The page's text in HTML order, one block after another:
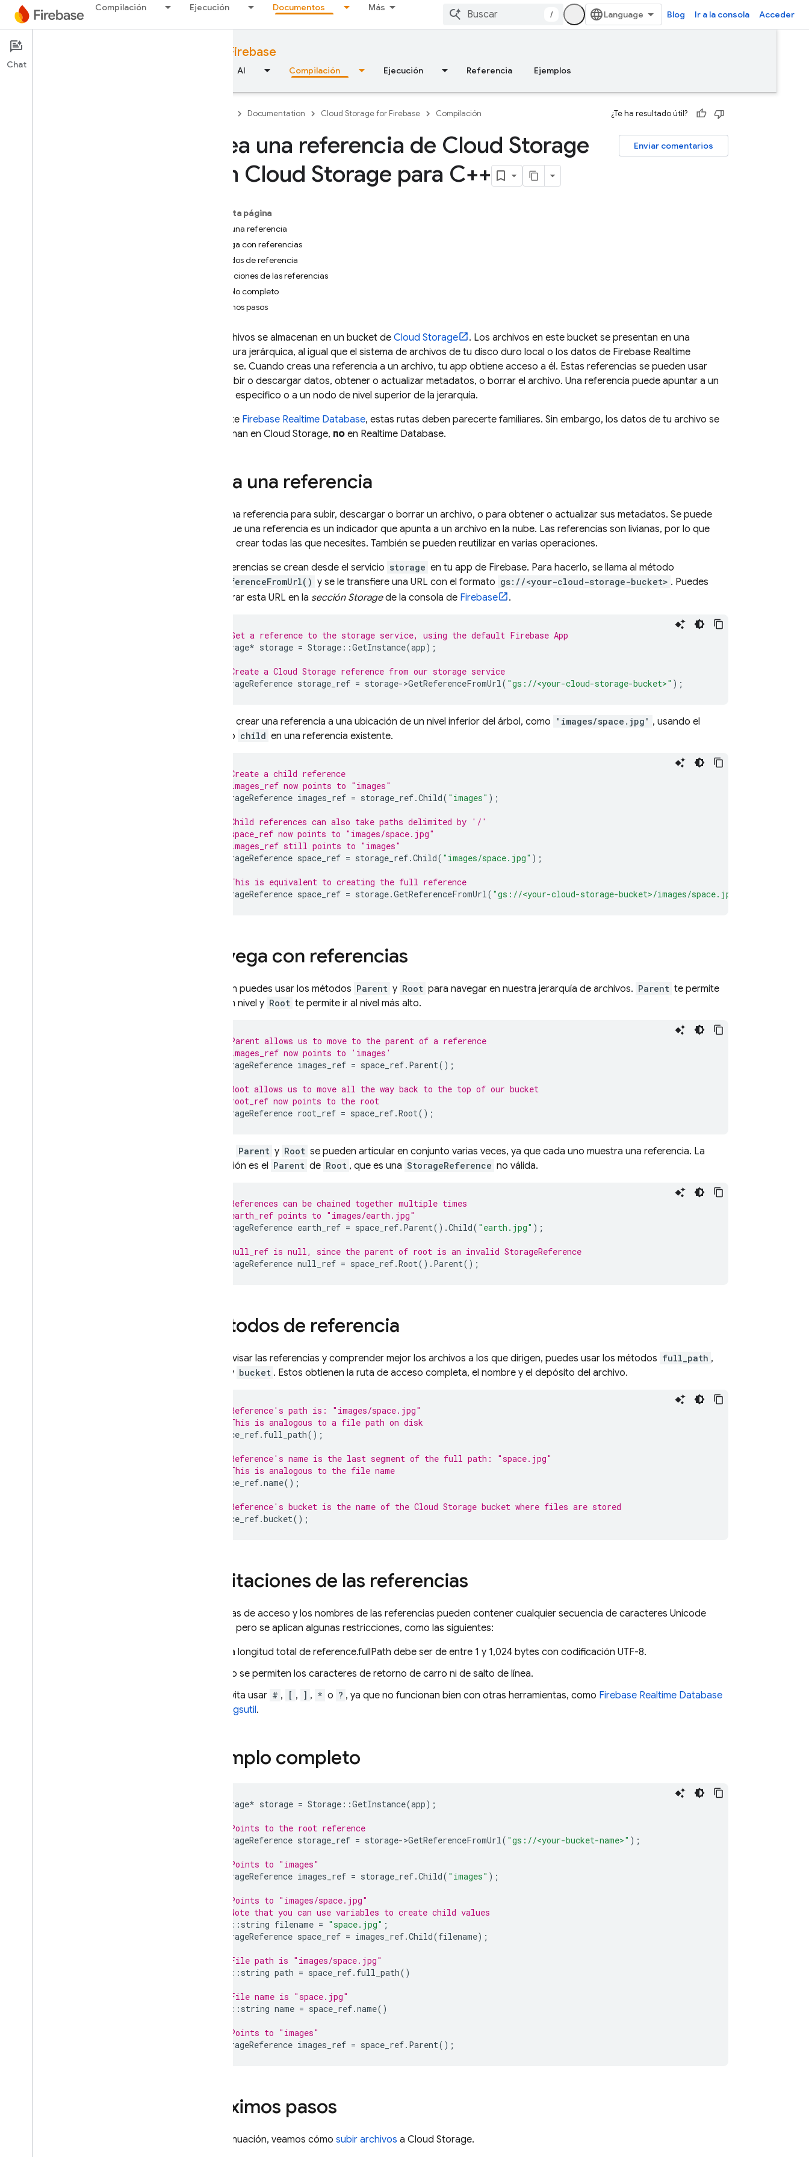
Compilación Ejecución Documentos Más
/ Blog Ir a la consola Acceder
Documentation Cloud Storage for Firebase
Descripción general AI Compilación Ejecución Referencia Ejemplos
Documentation Cloud Storage for Firebase Compilación ¿Te ha resultado útil?
Enviar comentarios
Crea una referencia de Cloud Storage
con Cloud Storage para C++
En esta página
Crea una referencia
Navega con referencias
Métodos de referencia
Limitaciones de las referencias
Ejemplo completo
Próximos pasos
Tus archivos se almacenan en un bucket de Cloud Storage
. Los archivos en este bucket se presentan en una
estructura jerárquica, al igual que el sistema de archivos de tu disco duro local o los datos de Firebase Realtime
Database. Cuando creas una referencia a un archivo, tu app obtiene acceso a él. Estas referencias se pueden usar
para subir o descargar datos, obtener o actualizar metadatos, o borrar el archivo. Una referencia puede apuntar a un
archivo específico o a un nodo de nivel superior de la jerarquía.
Si usaste Firebase Realtime Database, estas rutas deben parecerte familiares. Sin embargo, los datos de tu archivo se
almacenan en Cloud Storage, noen Realtime Database.
Crea una referencia
Crea una referencia para subir, descargar o borrar un archivo, o para obtener o actualizar sus metadatos. Se puede
decir que una referencia es un indicador que apunta a un archivo en la nube. Las referencias son livianas, por lo que
puedes crear todas las que necesites. También se pueden reutilizar en varias operaciones.
Las referencias se crean desde el servicio storage en tu app de Firebase. Para hacerlo, se llama al método
GetReferenceFromUrl() y se le transfiere una URL con el formato gs://<your-cloud-storage-bucket> . Puedes
encontrar esta URL en la sección Storagede la consola de Firebase .
// Get a reference to the storage service, using the default Firebase App
Storage* storage = Storage ::GetInstance(app);
// Create a Cloud Storage reference from our storage service
StorageReference storage_ref = storage->GetReferenceFromUrl( "gs://<your-cloud-storage-bucket>" );
Puedes crear una referencia a una ubicación de un nivel inferior del árbol, como 'images/space.jpg' , usando el
método child en una referencia existente.
// Create a child reference
// images_ref now points to "images"
StorageReference images_ref = storage_ref.Child( "images" );
// Child references can also take paths delimited by '/'
// space_ref now points to "images/space.jpg"
// images_ref still points to "images"
StorageReference space_ref = storage_ref.Child( "images/space.jpg" );
// This is equivalent to creating the full reference
StorageReference space_ref = storage.GetReferenceFromUrl( "gs://<your-cloud-storage-bucket>/images/space.jpg"
Navega con referencias
También puedes usar los métodos Parent y Root para navegar en nuestra jerarquía de archivos. Parent te permite
subir un nivel y Root te permite ir al nivel más alto.
// Parent allows us to move to the parent of a reference
// images_ref now points to 'images'
StorageReference images_ref = space_ref. Parent();
// Root allows us to move all the way back to the top of our bucket
// root_ref now points to the root
StorageReference root_ref = space_ref.Root();
Parent y Root se pueden articular en conjunto varias veces, ya que cada uno muestra una referencia. La
excepción es el Parent de Root , que es una StorageReference no válida.
// References can be chained together multiple times
// earth_ref points to "images/earth.jpg"
StorageReference earth_ref = space_ref. Parent().Child( "earth.jpg" );
// null_ref is null, since the parent of root is an invalid StorageReference
StorageReference null_ref = space_ref.Root(). Parent();
Métodos de referencia
Para revisar las referencias y comprender mejor los archivos a los que dirigen, puedes usar los métodos full_path ,
y bucket . Estos obtienen la ruta de acceso completa, el nombre y el depósito del archivo.
// Reference's path is: "images/space.jpg"
// This is analogous to a file path on disk
space_ref. full_path();
// Reference's name is the last segment of the full path: "space.jpg"
// This is analogous to the file name
space_ref.name();
// Reference's bucket is the name of the Cloud Storage bucket where files are stored
space_ref.bucket();
Limitaciones de las referencias
Las rutas de acceso y los nombres de las referencias pueden contener cualquier secuencia de caracteres Unicode
válidos, pero se aplican algunas restricciones, como las siguientes:
La longitud total de reference.fullPath debe ser de entre 1 y 1,024 bytes con codificación UTF-8.
No se permiten los caracteres de retorno de carro ni de salto de línea.
Evita usar # , [ , ] , * o ? , ya que no funcionan bien con otras herramientas, como Firebase Realtime Database
gsutil.
Ejemplo completo
Storage* storage = Storage ::GetInstance(app);
// Points to the root reference
StorageReference storage_ref = storage->GetReferenceFromUrl( "gs://<your-bucket-name>" );
// Points to "images"
StorageReference images_ref = storage_ref.Child( "images" );
// Points to "images/space.jpg"
// Note that you can use variables to create child values
:: string filename = "space.jpg" ;
StorageReference space_ref = images_ref.Child(filename);
// File path is "images/space.jpg"
:: string path = space_ref. full_path()
// File name is "space.jpg"
:: string name = space_ref.name()
// Points to "images"
StorageReference images_ref = space_ref. Parent();
Próximos pasos
A continuación, veamos cómo subir archivos a Cloud Storage.
Chat